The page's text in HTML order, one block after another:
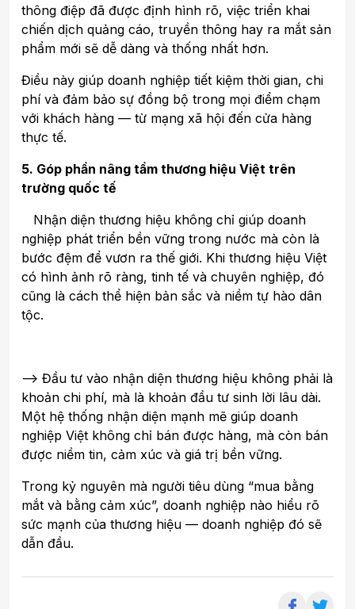
thông điệp đã được định hình rõ, việc triển khai
chiến dịch quảng cáo, truyền thông hay ra mắt sản
phẩm mới sẽ dễ dàng và thống nhất hơn.
Điều này giúp doanh nghiệp tiết kiệm thời gian, chi
phí và đảm bảo sự đồng bộ trong mọi điểm chạm
với khách hàng — từ mạng xã hội đến cửa hàng
thực tế.
5. Góp phần nâng tầm thương hiệu Việt trên
trường quốc tế
Nhận diện thương hiệu không chỉ giúp doanh
nghiệp phát triển bền vững trong nước mà còn là
bước đệm để vươn ra thế giới. Khi thương hiệu Việt
có hình ảnh rõ ràng, tinh tế và chuyên nghiệp, đó
cũng là cách thể hiện bản sắc và niềm tự hào dân
tộc.
--> Đầu tư vào nhận diện thương hiệu không phải là
khoản chi phí, mà là khoản đầu tư sinh lời lâu dài.
Một hệ thống nhận diện mạnh mẽ giúp doanh
nghiệp Việt không chỉ bán được hàng, mà còn bán
được niềm tin, cảm xúc và giá trị bền vững.
Trong kỷ nguyên mà người tiêu dùng “mua bằng
mắt và bằng cảm xúc”, doanh nghiệp nào hiểu rõ
sức mạnh của thương hiệu — doanh nghiệp đó sẽ
dẫn đầu.